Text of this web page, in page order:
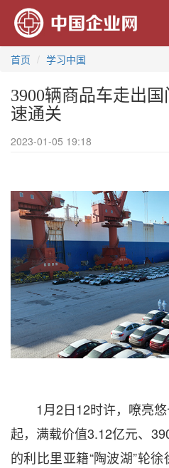
首页
学习中国
3900辆商品车走出
速通关
2023-01-05 19:18
1月2日12时许，嘹亮
起，满载价值3.12亿元、
的利比里亚籍“陶波湖”轮